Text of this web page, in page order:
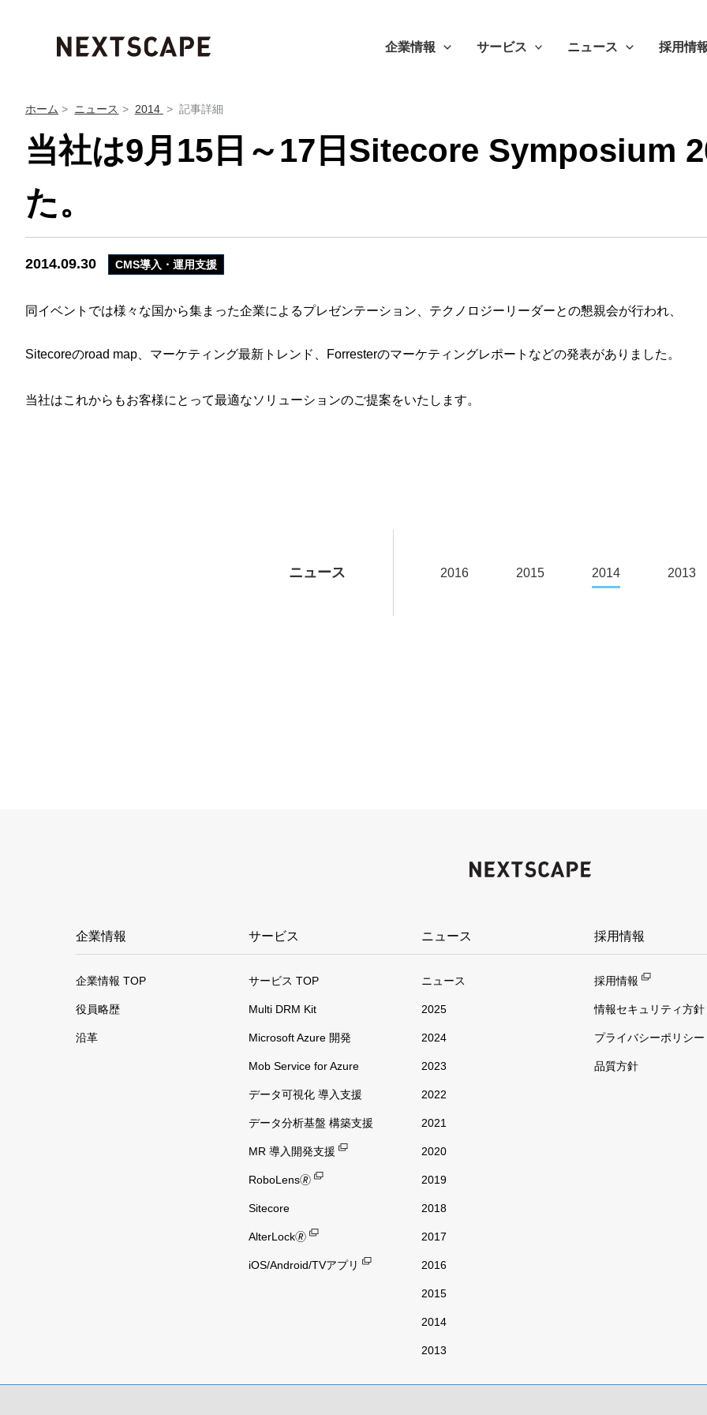
企業情報 サービス ニュース 採用情
ホーム ニュース 2014 記事詳細
当社は9月15日～17日Sitecore Symposium
た。
2014.09.30 CMS導入・運用支援
同イベントでは様々な国から集まった企業によるプレゼンテーション、テクノロジーリーダーとの懇親会が行われ、
Sitecoreのroad map、マーケティング最新トレンド、Forresterのマーケティングレポートなどの発表がありました。
当社はこれからもお客様にとって最適なソリューションのご提案をいたします。
ニュース 2016 2015 2014 2013
企業情報
企業情報 TOP
役員略歴
沿革
サービス
サービス TOP
Multi DRM Kit
Microsoft Azure 開発
Mob Service for Azure
データ可視化 導入支援
データ分析基盤 構築支援
MR 導入開発支援
RoboLens🄬
Sitecore
AlterLock🄬
iOS/Android/TVアプリ
ニュース
ニュース
2025
2024
2023
2022
2021
2020
2019
2018
2017
2016
2015
2014
2013
採用情報
採用情報
情報セキュリティ方針
プライバシーポリシー
品質方針